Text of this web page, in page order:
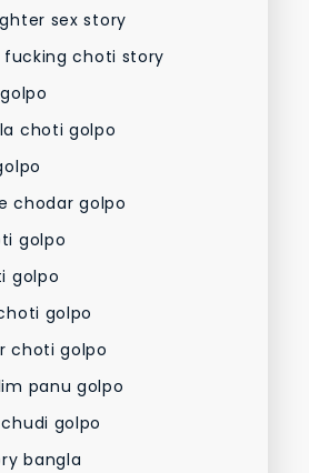
sex story
choti story
choti golpo
chodar golpo
golpo
golpo
golpo
choti golpo
panu golpo
golpo
bangla